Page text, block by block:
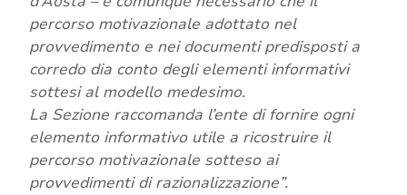
percorso motivazionale adottato nel
provvedimento e nei documenti predisposti a
corredo dia conto degli elementi informativi
sottesi al modello medesimo.
La Sezione raccomanda l’ente di fornire ogni
elemento informativo utile a ricostruire il
percorso motivazionale sotteso ai
provvedimenti di razionalizzazione”.